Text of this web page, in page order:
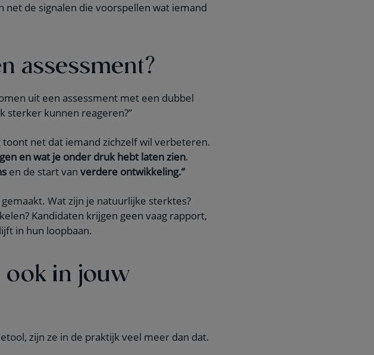
net de signalen die voorspellen wat iemand
assessment?
uit een assessment met een dubbel
sterker kunnen reageren?”
net dat iemand zichzelf wil verbeteren.
en wat je onder druk hebt laten zien.
en de start van verdere ontwikkeling.”
Wat zijn je natuurlijke sterktes?
Kandidaten krijgen geen vaag rapport,
in hun loopbaan.
ook in jouw
zijn ze in de praktijk veel meer dan dat.